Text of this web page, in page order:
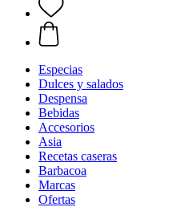
Especias
Dulces y salados
Despensa
Bebidas
Accesorios
Asia
Recetas caseras
Barbacoa
Marcas
Ofertas